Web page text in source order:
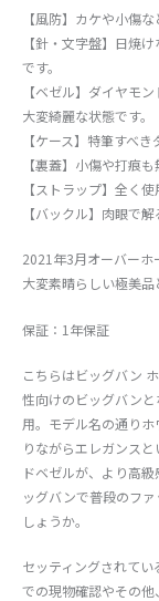
【風防】カケや小傷
【針・文字盤】日焼
です。
【ベゼル】ダイヤモ
大変綺麗な状態です。
【ケース】特筆すべ
【裏蓋】小傷や打痕
【ストラップ】全く
【バックル】肉眼で
2021年3月オーバーホ
大変素晴らしい極美品
保証：1年保証
こちらはビッグバン
性向けのビッグバン
用。モデル名の通り
りながらエレガンス
ドベゼルが、より高
ッグバンで普段のフ
しょうか。
セッティングされて
での現物確認やその